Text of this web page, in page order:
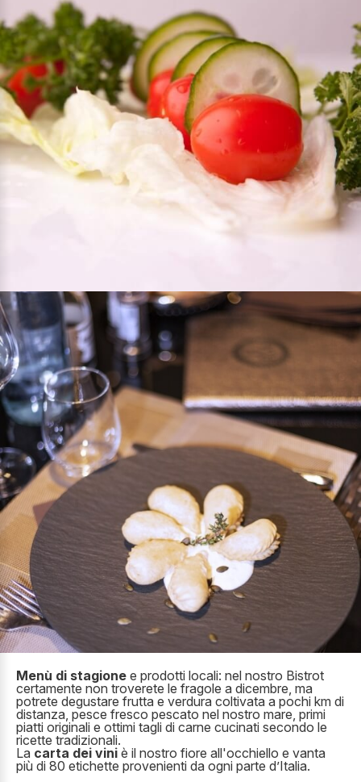
Menù di stagione e prodotti locali: nel nostro Bistrot
certamente non troverete le fragole a dicembre, ma
potrete degustare frutta e verdura coltivata a pochi km di
distanza, pesce fresco pescato nel nostro mare, primi
piatti originali e ottimi tagli di carne cucinati secondo le
ricette tradizionali.
La carta dei vini è il nostro fiore all'occhiello e vanta
più di 80 etichette provenienti da ogni parte d’Italia.